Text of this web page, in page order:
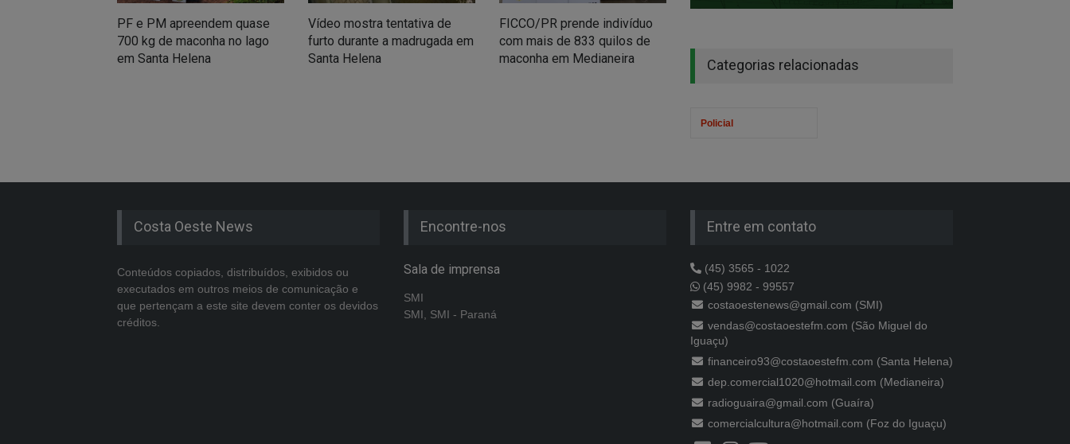
PF e PM apreendem quase
700 kg de maconha no lago
em Santa Helena
Vídeo mostra tentativa de
furto durante a madrugada em
Santa Helena
FICCO/PR prende indivíduo
com mais de 833 quilos de
maconha em Medianeira
com escape adulterado
Categorias relacionadas
Policial
Costa Oeste News
Conteúdos copiados, distribuídos, exibidos ou
executados em outros meios de comunicação e
que pertençam a este site devem conter os devidos
créditos.
Encontre-nos
Sala de imprensa
SMI
SMI, SMI - Paraná
Entre em contato
(45) 3565 - 1022
(45) 9982 - 99557
costaoestenews@gmail.com (SMI)
vendas@costaoestefm.com (São Miguel do
Iguaçu)
financeiro93@costaoestefm.com (Santa Helena)
dep.comercial1020@hotmail.com (Medianeira)
radioguaira@gmail.com (Guaíra)
comercialcultura@hotmail.com (Foz do Iguaçu)